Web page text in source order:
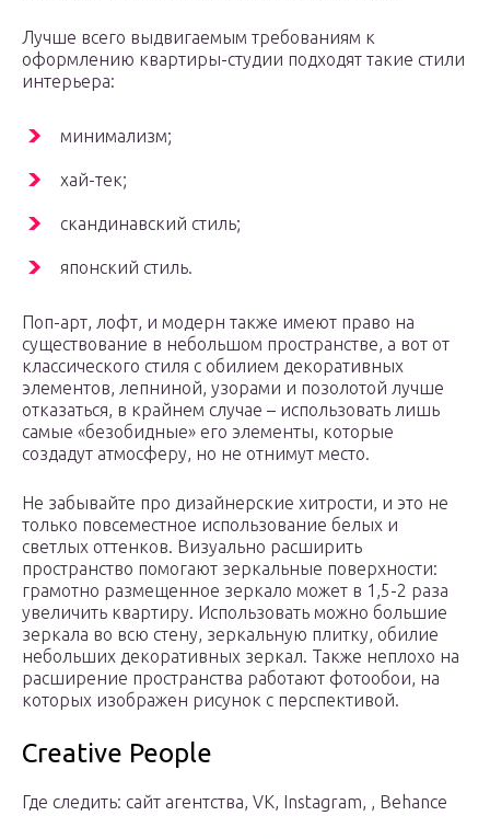
Лучше всего выдвигаемым требованиям к
оформлению квартиры-студии подходят такие стили
интерьера:
минимализм;
хай-тек;
скандинавский стиль;
японский стиль.
Поп-арт, лофт, и модерн также имеют право на
существование в небольшом пространстве, а вот от
классического стиля с обилием декоративных
элементов, лепниной, узорами и позолотой лучше
отказаться, в крайнем случае – использовать лишь
самые «безобидные» его элементы, которые
создадут атмосферу, но не отнимут место.
Не забывайте про дизайнерские хитрости, и это не
только повсеместное использование белых и
светлых оттенков. Визуально расширить
пространство помогают зеркальные поверхности:
грамотно размещенное зеркало может в 1,5-2 раза
увеличить квартиру. Использовать можно большие
зеркала во всю стену, зеркальную плитку, обилие
небольших декоративных зеркал. Также неплохо на
расширение пространства работают фотообои, на
которых изображен рисунок с перспективой.
Creative People
Где следить: сайт агентства, VK, Instagram, , Behance